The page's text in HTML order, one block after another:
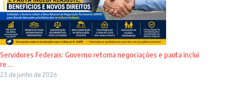
Servidores Federais: Governo retoma negociações e pauta inclui
re ...
23 de junho de 2026